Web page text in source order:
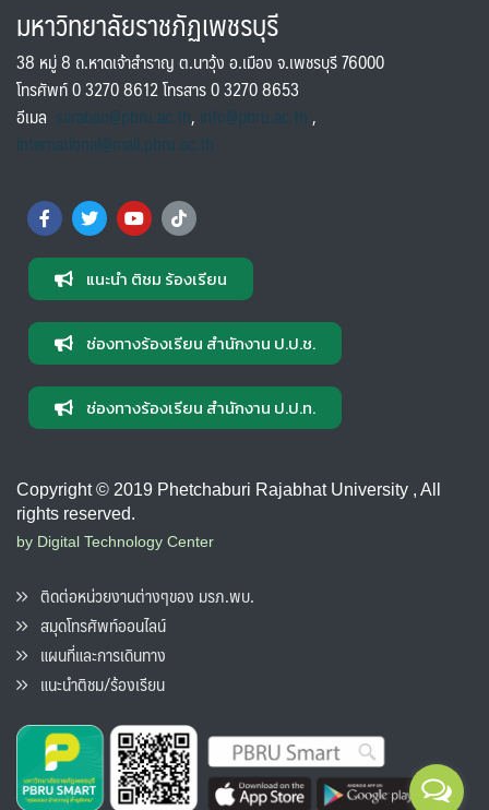
มหาวิทยาลัยราชภัฏเพชรบุรี
38 หมู่ 8 ถ.หาดเจ้าสำราญ ต.นาวุ้ง อ.เมือง จ.เพชรบุรี 76000
โทรศัพท์ 0 3270 8612 โทรสาร 0 3270 8653
อีเมล saraban@pbru.ac.th, info@pbru.ac.th,
international@mail.pbru.ac.th
แนะนำ ติชม ร้องเรียน
ช่องทางร้องเรียน สำนักงาน ป.ป.ช.
ช่องทางร้องเรียน สำนักงาน ป.ป.ท.
Copyright © 2019 Phetchaburi Rajabhat University , All
rights reserved.
by Digital Technology Center
ติดต่อหน่วยงานต่างๆของ มรภ.พบ.
สมุดโทรศัพท์ออนไลน์
แผนที่และการเดินทาง
แนะนำติชม/ร้องเรียน